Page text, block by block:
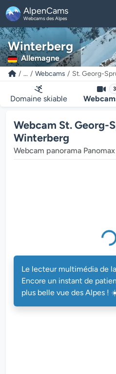
AlpenCams
Webcams des Alpes
Winterberg
Allemagne
... Webcams St. Georg-
Domaine skiable
Webcam St. Georg-
Winterberg
Webcam panoramaLe lecteur multimédia de la webcam charge...
Le lecteur multimédia de
Encore un instant de
plus belle vue des Alpes !